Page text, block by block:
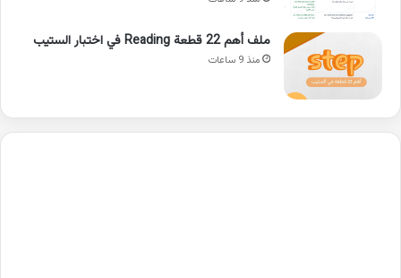
ملف أهم 22 قطعة Reading في اختبار الستيب
منذ 9 ساعات